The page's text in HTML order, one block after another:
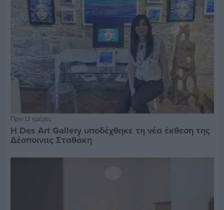
Πριν 12 ημέρες
Η Des Art Gallery υποδέχθηκε τη νέα έκθεση της
Δέσποινας Σταθάκη